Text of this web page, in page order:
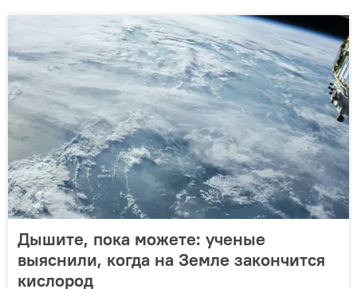
Дышите, пока можете: ученые
выяснили, когда на Земле закончится
кислород